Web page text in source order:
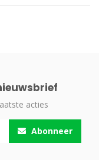
acties
Abonneer